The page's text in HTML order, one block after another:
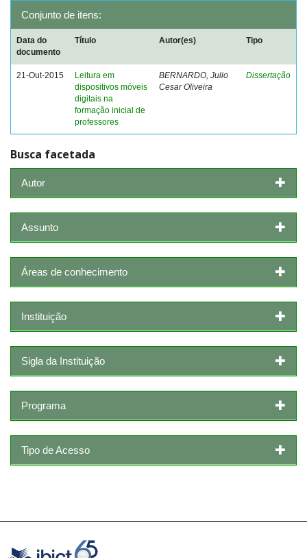
Conjunto de itens:
Data do
documento
Título Autor(es) Tipo
21-Out-2015
Leitura em
dispositivos móveis
digitais na
formação inicial de
professores
BERNARDO, Julio
Cesar Oliveira
Dissertação
Busca facetada
Autor
Assunto
Áreas de conhecimento
Instituição
Sigla da Instituição
Programa
Tipo de Acesso